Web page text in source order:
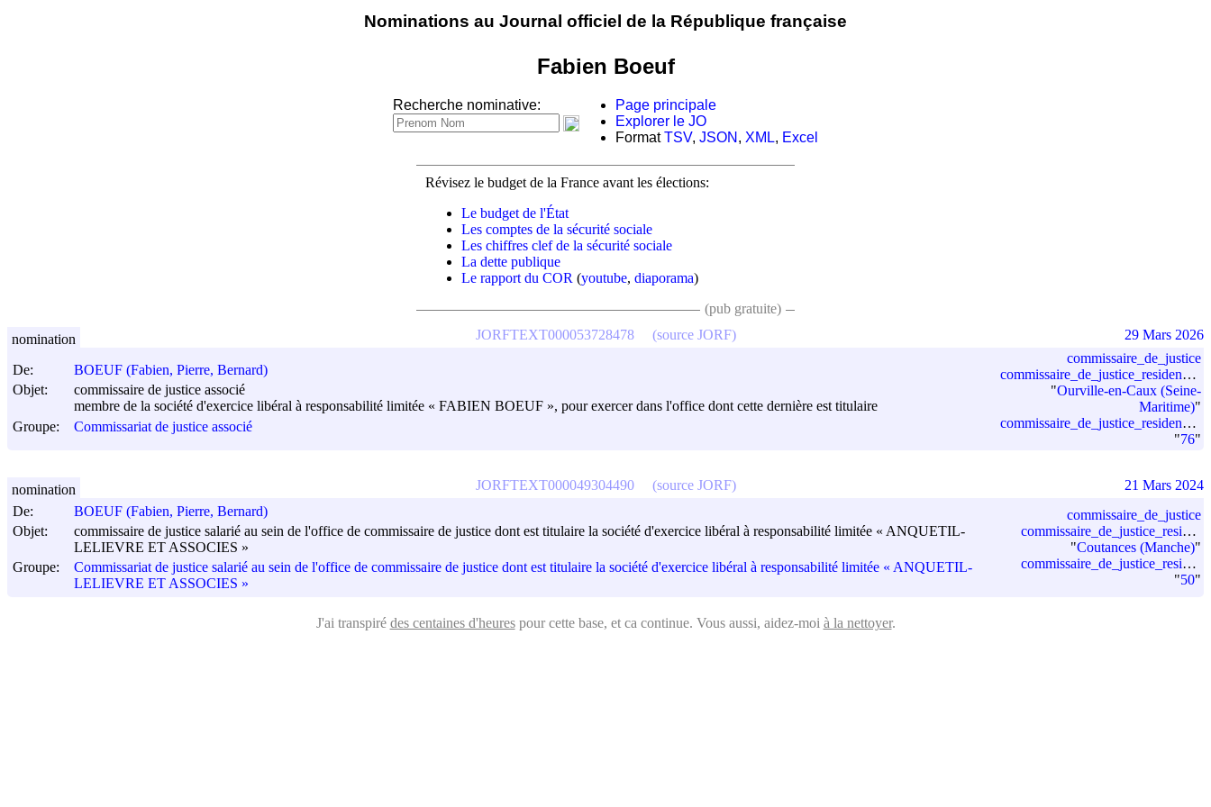
Nominations au Journal officiel de la République française
Fabien Boeuf
Recherche nominative:
Page principale
Explorer le JO
FormatTSV, JSON , XML, Excel
Révisez le budget de la France avant les élections:
Le budget de l'État
Les comptes de la sécurité sociale
Les chiffres clef de la sécurité sociale
La dette publique
Le rapport du COR (youtube, diaporama)
(pub gratuite)
De:
BOEUF (Fabien, Pierre, Bernard)
Objet:
commissaire de justice associé
membre de la société d'exercice libéral à responsabilité limitée « FABIEN BOEUF », pour exercer dans l'office dont cette dernière est titulaire
Groupe:
Commissariat de justice associé
commissaire_de_justice
commissaire_de_justice_residence
=
"Ourville-en-Caux (Seine-
Maritime)"
commissaire_de_justice_residence_departement_code
"76"
JORFTEXT000053728478 (source JORF)
nomination 29 Mars 2026
De:
BOEUF (Fabien, Pierre, Bernard)
Objet:
commissaire de justice salarié au sein de l'office de commissaire de justice dont est titulaire la société d'exercice libéral à responsabilité limitée « ANQUETIL-
LELIEVRE ET ASSOCIES »
Groupe:
Commissariat de justice salarié au sein de l'office de commissaire de justice dont est titulaire la société d'exercice libéral à responsabilité limitée « ANQUETIL-
LELIEVRE ET ASSOCIES »
commissaire_de_justice
commissaire_de_justice_residence
"Coutances (Manche)"
commissaire_de_justice_residence_departement_code
"50"
JORFTEXT000049304490 (source JORF)
nomination 21 Mars 2024
J'ai transpiré des centaines d'heurespour cette base, et ca continue. Vous aussi, aidez-moi à la nettoyer.